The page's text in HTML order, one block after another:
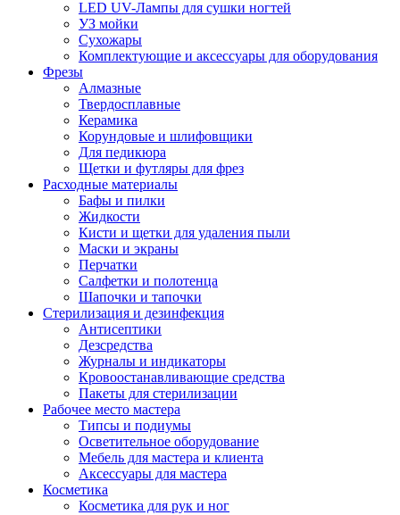
LED UV-Лампы для сушки ногтей
УЗ мойки
Сухожары
Комплектующие и аксессуары для оборудования
Фрезы
Алмазные
Твердосплавные
Керамика
Корундовые и шлифовщики
Для педикюра
Щетки и футляры для фрез
Расходные материалы
Бафы и пилки
Жидкости
Кисти и щетки для удаления пыли
Маски и экраны
Перчатки
Салфетки и полотенца
Шапочки и тапочки
Стерилизация и дезинфекция
Антисептики
Дезсредства
Журналы и индикаторы
Кровоостанавливающие средства
Пакеты для стерилизации
Рабочее место мастера
Типсы и подиумы
Осветительное оборудование
Мебель для мастера и клиента
Аксессуары для мастера
Косметика
Косметика для рук и ног